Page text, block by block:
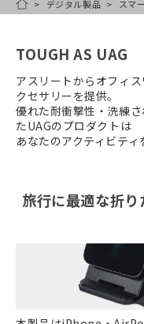
HOMEデジタル製品 スマ
TOUGH AS UAG
アスリートからオフィ
クセサリーを提供。
優れた耐衝撃性・洗練
たUAGのプロダクトは
あなたのアクティビティ
旅行に最適な折